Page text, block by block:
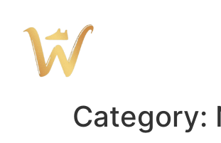
Category: